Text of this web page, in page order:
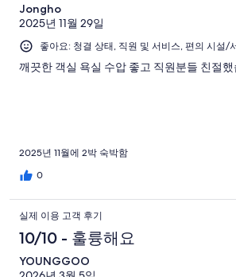
Jongho
2025년 11월 29일
좋아요: 청결 상태, 직원 및 서비스, 편의 시설/
깨끗한 객실 욕실 수압 좋고 직원분들 친절
2025년 11월에 2박 숙박함
0
실제 이용 고객 후기
10/10 - 훌륭해요
YOUNGGOO